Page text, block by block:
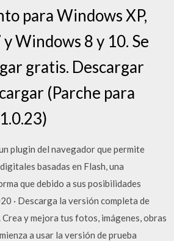
para Windows XP,
Windows 8 y 10. Se
gratis. Descargar
(Parche para
plugin del navegador que permite
basadas en Flash, una
que debido a sus posibilidades
· Descarga la versión completa de
y mejora tus fotos, imágenes, obras
a usar la versión de prueba